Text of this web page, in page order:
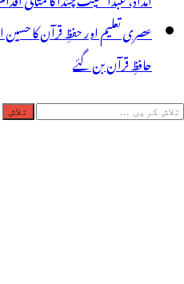
عصری تعلیم اور حفظِ قرآن کا
حافظِ قرآن بن گئے
تلاش